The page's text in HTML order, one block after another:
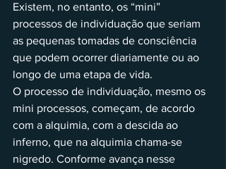
Existem, no entanto, os “mini”
processos de individuação que seriam
as pequenas tomadas de consciência
que podem ocorrer diariamente ou ao
longo de uma etapa de vida.
O processo de individuação, mesmo os
mini processos, começam, de acordo
com a alquimia, com a descida ao
inferno, que na alquimia chama-se
nigredo. Conforme avança nesse